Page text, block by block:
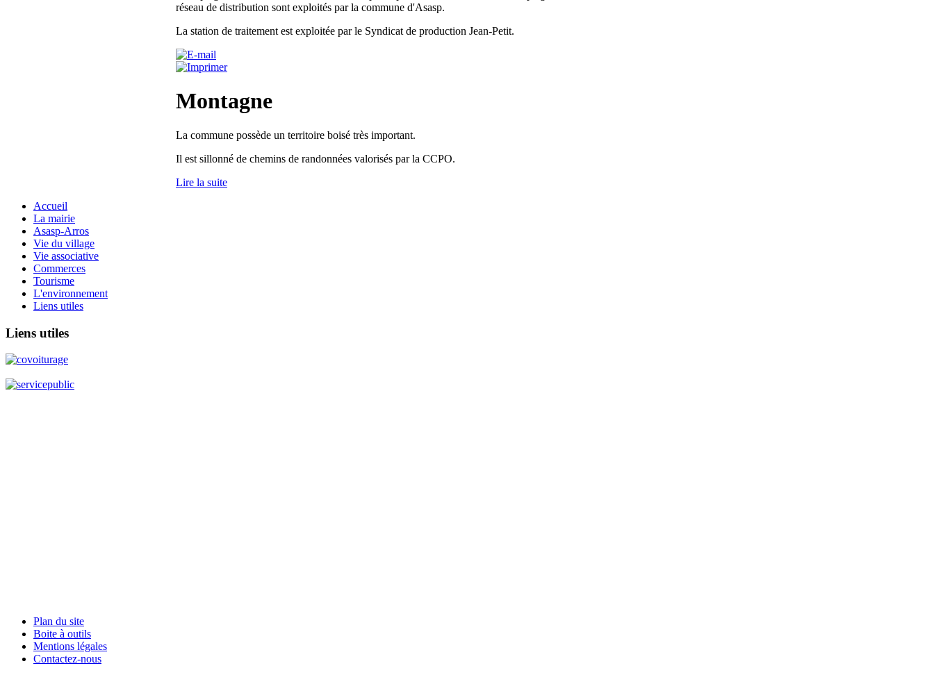
réseau de distribution sont exploités par la commune d'Asasp.
La station de traitement est exploitée par le Syndicat de production Jean-Petit.
Montagne
La commune possède un territoire boisé très important.
Il est sillonné de chemins de randonnées valorisés par la CCPO.
Lire la suite
Accueil
La mairie
Asasp-Arros
Vie du village
Vie associative
Commerces
Tourisme
L'environnement
Liens utiles
Liens utiles
Plan du site
Boite à outils
Mentions légales
Contactez-nous